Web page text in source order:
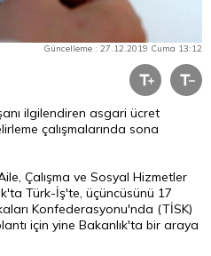
Güncelleme : 27.12.2019 Cuma 13:12
ilgilendiren asgari ücret
çalışmalarında sona
Çalışma ve Sosyal Hizmetler
Türk-İş'te, üçüncüsünü 17
Konfederasyonu'nda (TİSK)
için yine Bakanlık'ta bir araya